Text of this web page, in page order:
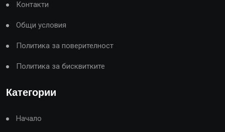
Контакти
Общи условия
Политика за поверителност
Политика за бисквитките
Категории
Начало